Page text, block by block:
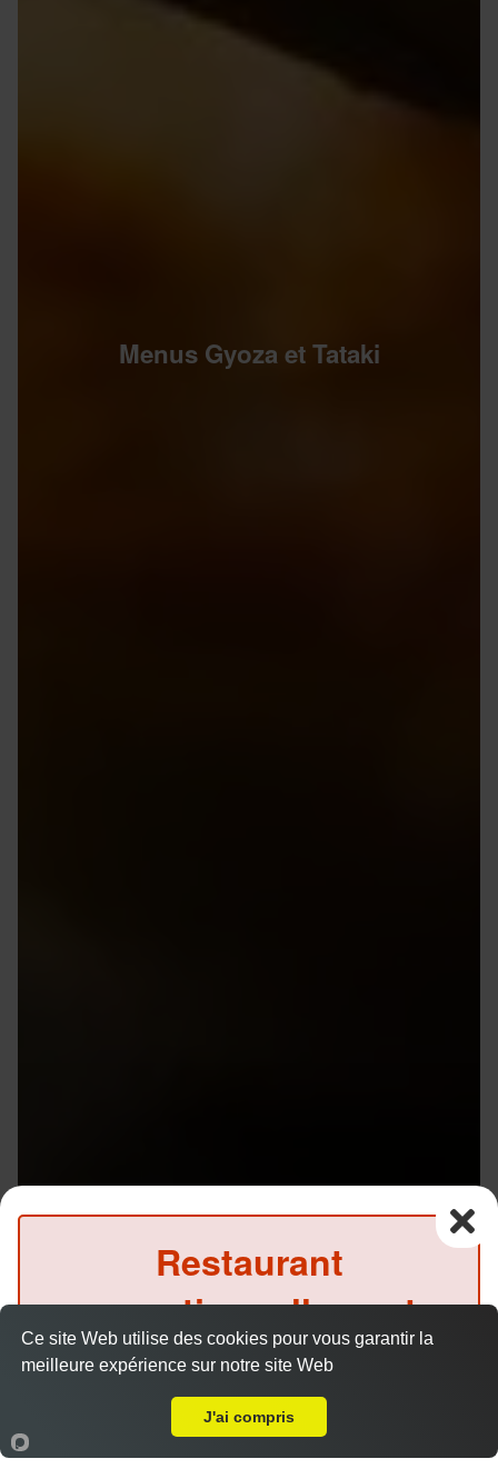
Menus Gyoza et Tataki
Accueil Panier Compte
Restaurant
exceptionnellement
fermé ce soir
(Précommande possible)
Ce site Web utilise des cookies pour vous garantir la
meilleure expérience sur notre site Web
J'ai compris